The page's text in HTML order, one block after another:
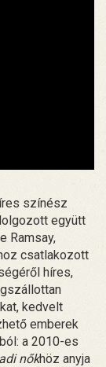
színész
együtt
Ramsay,
csatlakozott
híres,
kedvelt
emberek
a 2010-es
nőkhöz anyja